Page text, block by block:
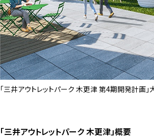
「三井アウトレットパーク 木更津 第4期開発計画
「三井アウトレットパーク 木更津」概要